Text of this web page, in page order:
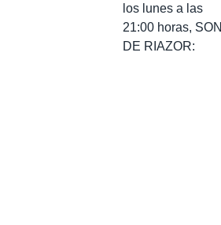
los lunes a las
21:00 horas, SON
DE RIAZOR: